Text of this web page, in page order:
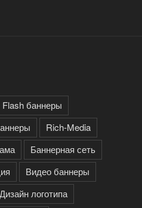
Flash баннеры
Rich-Media
Баннерная сеть
Видео баннеры
Дизайн логотипа